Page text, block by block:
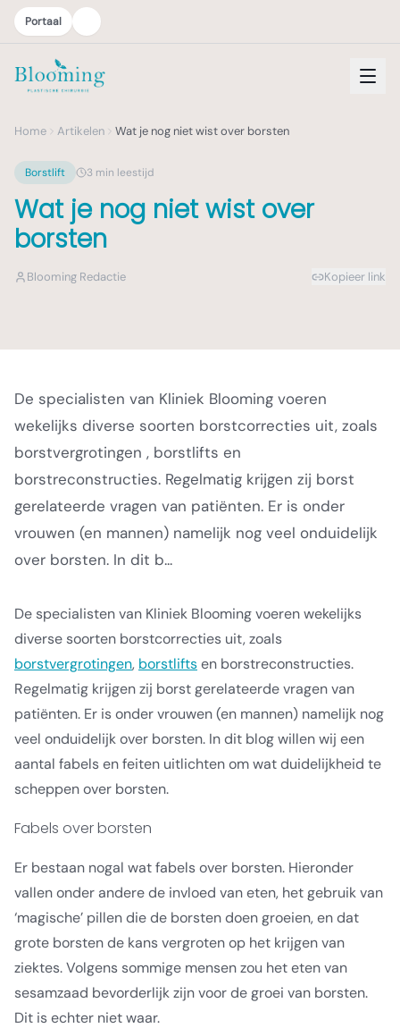
Portaal
Home Artikelen Wat je nog niet wist over borsten
Borstlift 3 min leestijd
Wat je nog niet wist over
borsten
Blooming Redactie Kopieer link
De specialisten van Kliniek Blooming voeren
wekelijks diverse soorten borstcorrecties uit, zoals
borstvergrotingen , borstlifts en
borstreconstructies. Regelmatig krijgen zij borst
gerelateerde vragen van patiënten. Er is onder
vrouwen (en mannen) namelijk nog veel onduidelijk
over borsten. In dit b...
De specialisten van Kliniek Blooming voeren wekelijks
diverse soorten borstcorrecties uit, zoals
borstvergrotingen, borstliftsen borstreconstructies.
Regelmatig krijgen zij borst gerelateerde vragen van
patiënten. Er is onder vrouwen (en mannen) namelijk nog
veel onduidelijk over borsten. In dit blog willen wij een
aantal fabels en feiten uitlichten om wat duidelijkheid te
scheppen over borsten.
Fabels over borsten
Er bestaan nogal wat fabels over borsten. Hieronder
vallen onder andere de invloed van eten, het gebruik van
‘magische’ pillen die de borsten doen groeien, en dat
grote borsten de kans vergroten op het krijgen van
ziektes. Volgens sommige mensen zou het eten van
sesamzaad bevorderlijk zijn voor de groei van borsten.
Dit is echter niet waar.